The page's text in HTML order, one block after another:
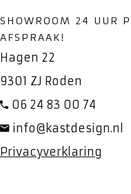
SHOWROOM 24 UUR
AFSPRAAK!
Hagen 22
9301 ZJ Roden
06 24 83 00 74
info@kastdesign.nl
Privacyverklaring